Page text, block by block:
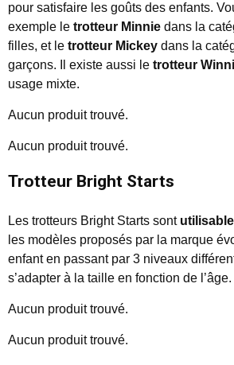
pour satisfaire les goûts des enfants.
exemple le trotteur Minnie dans la
filles, et le trotteur Mickey dans la
garçons. Il existe aussi le trotteur
usage mixte.
Aucun produit trouvé.
Aucun produit trouvé.
Trotteur Bright Starts
Les trotteurs Bright Starts sont
les modèles proposés par la marque
enfant en passant par 3 niveaux
s’adapter à la taille en fonction de l’âge.
Aucun produit trouvé.
Aucun produit trouvé.